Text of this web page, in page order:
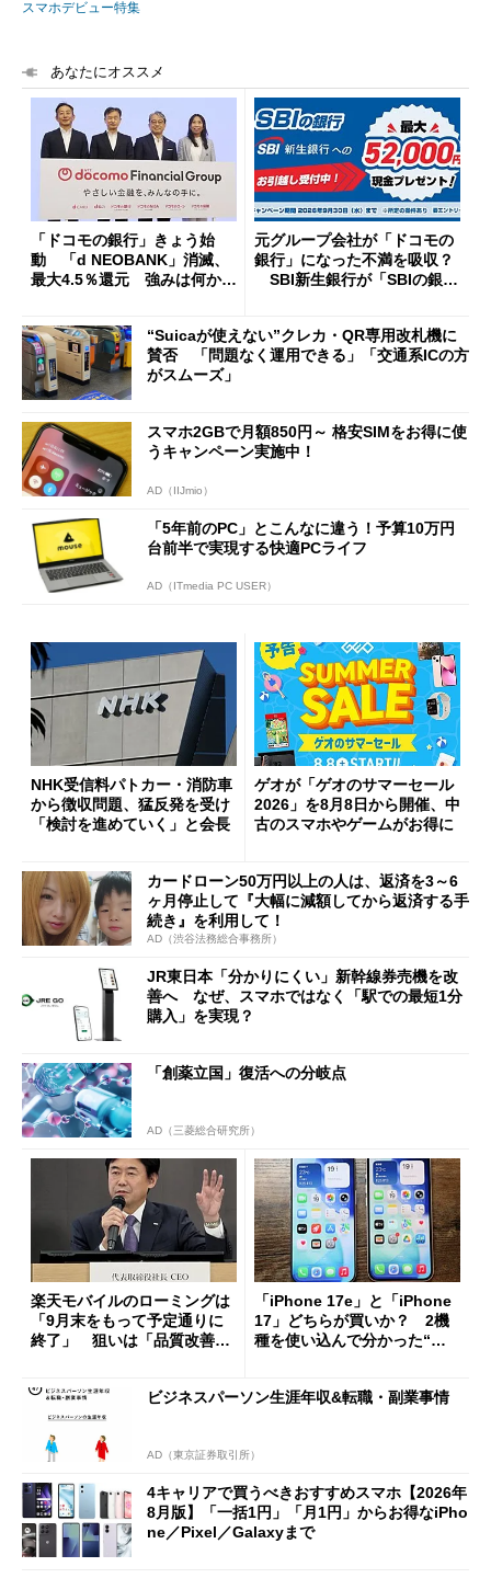
スマホデビュー特集
あなたにオススメ
「ドコモの銀行」きょう始
動 「d NEOBANK」消滅、
最大4.5％還元 強みは何か解
元グループ会社が「ドコモの
銀行」になった不満を吸収？
SBI新生銀行が「SBIの銀
開催
“Suicaが使えない”クレカ・QR専用改札機に
賛否 「問題なく運用できる」「交通系ICの方
がスムーズ」
スマホ2GBで月額850円～ 格安SIMをお得に使
うキャンペーン実施中！
AD（IIJmio）
「5年前のPC」とこんなに違う！予算10万円
台前半で実現する快適PCライフ
AD（ITmedia PC USER）
NHK受信料パトカー・消防車
から徴収問題、猛反発を受け
「検討を進めていく」と会長
ゲオが「ゲオのサマーセール
2026」を8月8日から開催、中
古のスマホやゲームがお得に
カードローン50万円以上の人は、返済を3～6
ヶ月停止して『大幅に減額してから返済する手
続き』を利用して！
AD（渋谷法務総合事務所）
JR東日本「分かりにくい」新幹線券売機を改
善へ なぜ、スマホではなく「駅での最短1分
購入」を実現？
「創薬立国」復活への分岐点
AD（三菱総合研究所）
楽天モバイルのローミングは
「9月末をもって予定通りに
終了」 狙いは「品質改善」
も
「iPhone 17e」と「iPhone
17」どちらが買いか？ 2機
種を使い込んで分かった“ス
ビジネスパーソン生涯年収&転職・副業事情
AD（東京証券取引所）
4キャリアで買うべきおすすめスマホ【2026年
8月版】「一括1円」「月1円」からお得なiPho
ne／Pixel／Galaxyまで